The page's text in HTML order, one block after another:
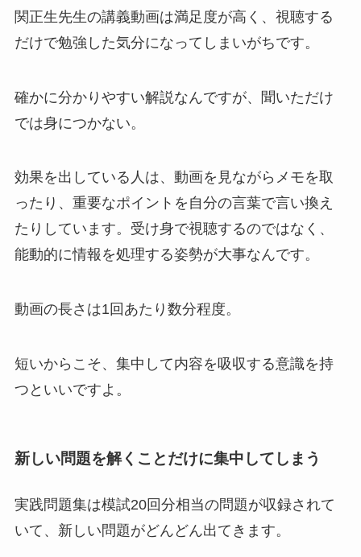
関正生先生の講義動画は満足度が高く、視聴する
だけで勉強した気分になってしまいがちです。
確かに分かりやすい解説なんですが、聞いただけ
では身につかない。
効果を出している人は、動画を見ながらメモを取
ったり、重要なポイントを自分の言葉で言い換え
たりしています。受け身で視聴するのではなく、
能動的に情報を処理する姿勢が大事なんです。
動画の長さは1回あたり数分程度。
短いからこそ、集中して内容を吸収する意識を持
つといいですよ。
新しい問題を解くことだけに集中してしまう
実践問題集は模試20回分相当の問題が収録されて
いて、新しい問題がどんどん出てきます。